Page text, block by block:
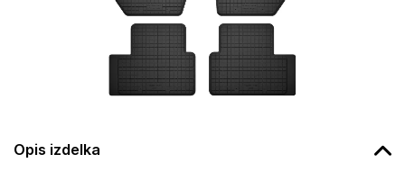
Opis izdelka